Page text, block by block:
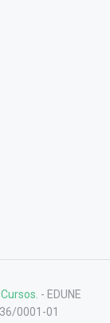
- EDUNE
0001-01